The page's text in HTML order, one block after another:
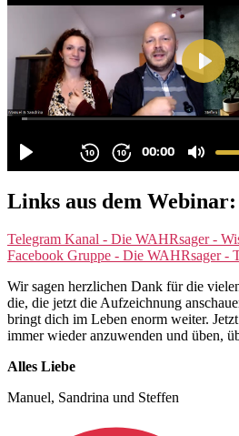
Links aus dem Webinar:
Telegram Kanal - Die WAHRsager -
Facebook Gruppe - Die WAHRsager -
Wir sagen herzlichen Dank für die
die, die jetzt die Aufzeichnung
bringt dich im Leben enorm weiter.
immer wieder anzuwenden und üben,
Alles Liebe
Manuel, Sandrina und Steffen